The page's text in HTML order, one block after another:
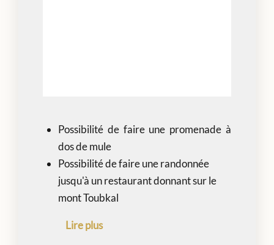
Possibilité de faire une promenade à
dos de mule
Possibilité de faire une randonnée
jusqu'à un restaurant donnant sur le
mont Toubkal
Lire plus